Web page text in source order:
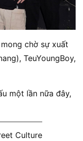
chờ sự xuất
TeuYoungBoy,
một lần nữa đây,
Culture